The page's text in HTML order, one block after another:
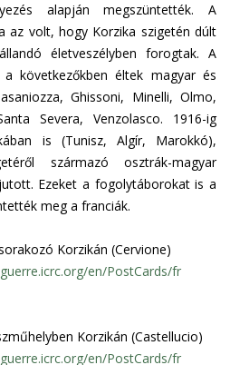
alapján megszüntették. A
az volt, hogy Korzika szigetén dúlt
életveszélyben forogtak. A
következőkben éltek magyar és
Ghissoni, Minelli, Olmo,
Severa, Venzolasco. 1916-ig
is (Tunisz, Algír, Marokkó),
származó osztrák-magyar
Ezeket a fogolytáborokat is a
meg a franciák.
Korzikán (Cervione)
en/PostCards/fr
Korzikán (Castellucio)
en/PostCards/fr